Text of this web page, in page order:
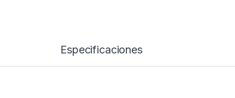
Especificaciones